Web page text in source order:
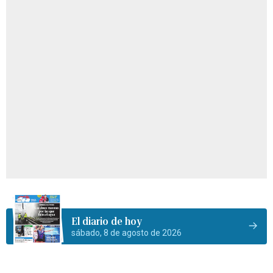
El diario de hoy
sábado, 8 de agosto de 2026